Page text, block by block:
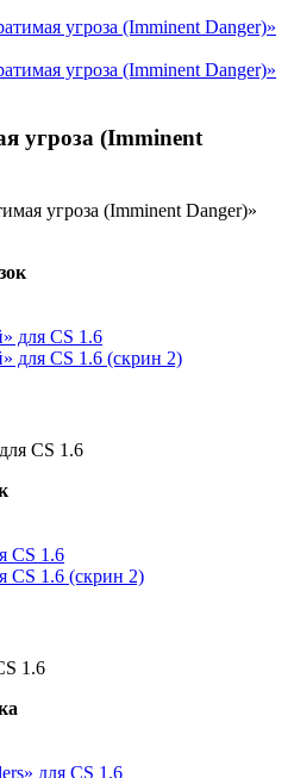
угроза (Imminent
угроза (Imminent Danger)»
CS 1.6
1.6